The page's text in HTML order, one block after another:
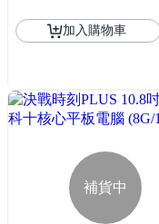
加入購物車
補貨中